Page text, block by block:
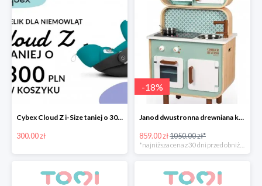
Cybex Cloud Z i-Size taniej o 300zł
300.00 zł
-18%
Janod dwustronna drewniana kuchnia z pralką 2w1
859.00 zł1050.00 zł*